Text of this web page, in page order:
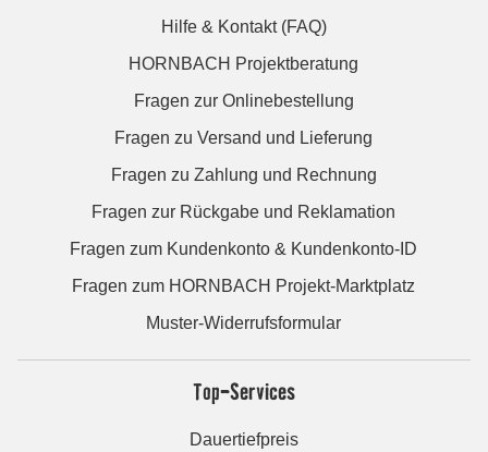
Hilfe & Kontakt (FAQ)
HORNBACH Projektberatung
Fragen zur Onlinebestellung
Fragen zu Versand und Lieferung
Fragen zu Zahlung und Rechnung
Fragen zur Rückgabe und Reklamation
Fragen zum Kundenkonto & Kundenkonto-ID
Fragen zum HORNBACH Projekt-Marktplatz
Muster-Widerrufsformular
Top-Services
Dauertiefpreis